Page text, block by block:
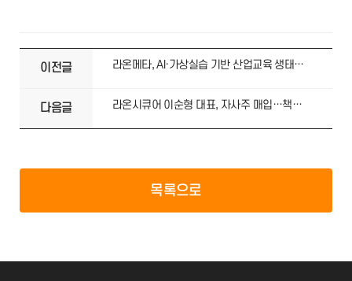
이전글 라온메타, AI·가상실습 기반 산업교육 생태계 확대 박차
다음글 라온시큐어 이순형 대표, 자사주 매입…책임경영·주주가치 제고 의지
목록으로